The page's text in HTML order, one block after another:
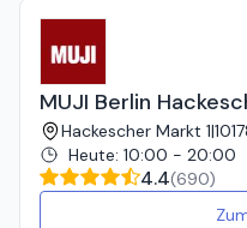
MUJI Berlin
Hackescher Markt 1|
Heute: 10:00 - 20:00
4.4(690)